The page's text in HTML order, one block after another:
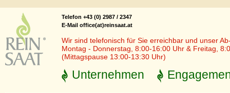
Telefon +43 (0) 2987 / 2347
E-Mail office(at)reinsaat.at
Wir sind telefonisch für Sie erreichbar und unser
Montag - Donnerstag, 8:00-16:00 Uhr & Freitag,
(Mittagspause 13:00-13:30 Uhr)
Unternehmen